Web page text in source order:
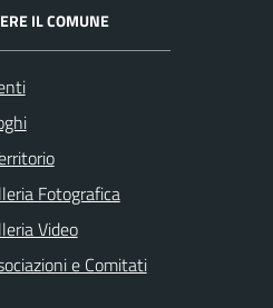
IL COMUNE
Fotografica
Video
e Comitati